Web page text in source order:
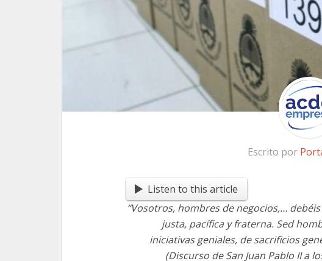
Escrito por
Listen to this article
“Vosotros, hombres de negocios,…
justa, pacífica y fraterna. Sed
iniciativas geniales, de sacrificios
(Discurso de San Juan Pablo II a